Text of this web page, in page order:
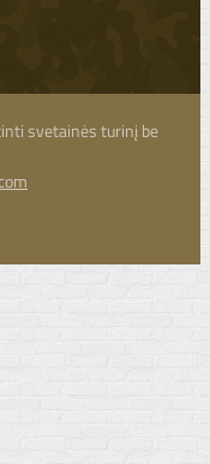
svetainės turinį be